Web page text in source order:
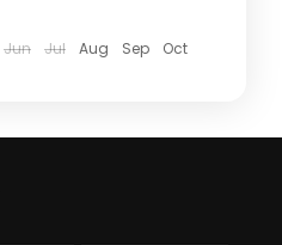
Jun Jul Aug Sep
Oct